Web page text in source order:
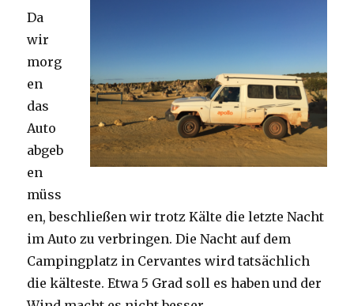
Da
wir
morg
en
das
Auto
abgeb
en
müss
en, beschließen wir trotz Kälte die letzte Nacht
im Auto zu verbringen. Die Nacht auf dem
Campingplatz in Cervantes wird tatsächlich
die kälteste. Etwa 5 Grad soll es haben und der